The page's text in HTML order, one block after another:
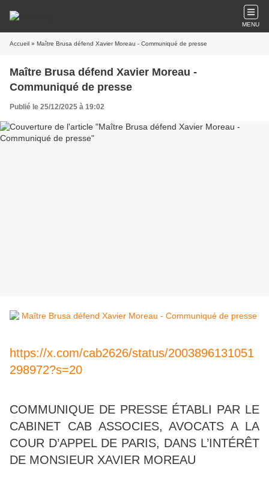
MENU
Accueil » Maître Brusa défend Xavier Moreau - Communiqué de presse
Maître Brusa défend Xavier Moreau -
Communiqué de presse
Publié le 25/12/2025 à 19:02
https://x.com/cab2626/status/2003896131051
298972?s=20
COMMUNIQUE DE PRESSE ÉTABLI PAR LE
CABINET CAB ASSOCIES, AVOCATS A LA
COUR D’APPEL DE PARIS, DANS L’INTÉRÊT
DE MONSIEUR XAVIER MOREAU